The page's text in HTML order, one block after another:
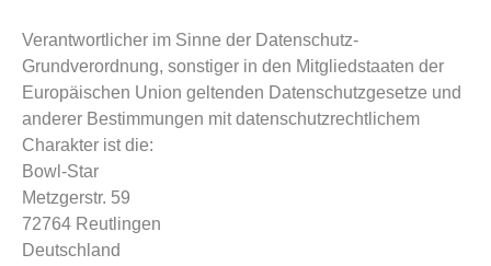
Verantwortlicher im Sinne der Datenschutz-
Grundverordnung, sonstiger in den Mitgliedstaaten der
Europäischen Union geltenden Datenschutzgesetze und
anderer Bestimmungen mit datenschutzrechtlichem
Charakter ist die:
Bowl-Star
Metzgerstr. 59
72764 Reutlingen
Deutschland